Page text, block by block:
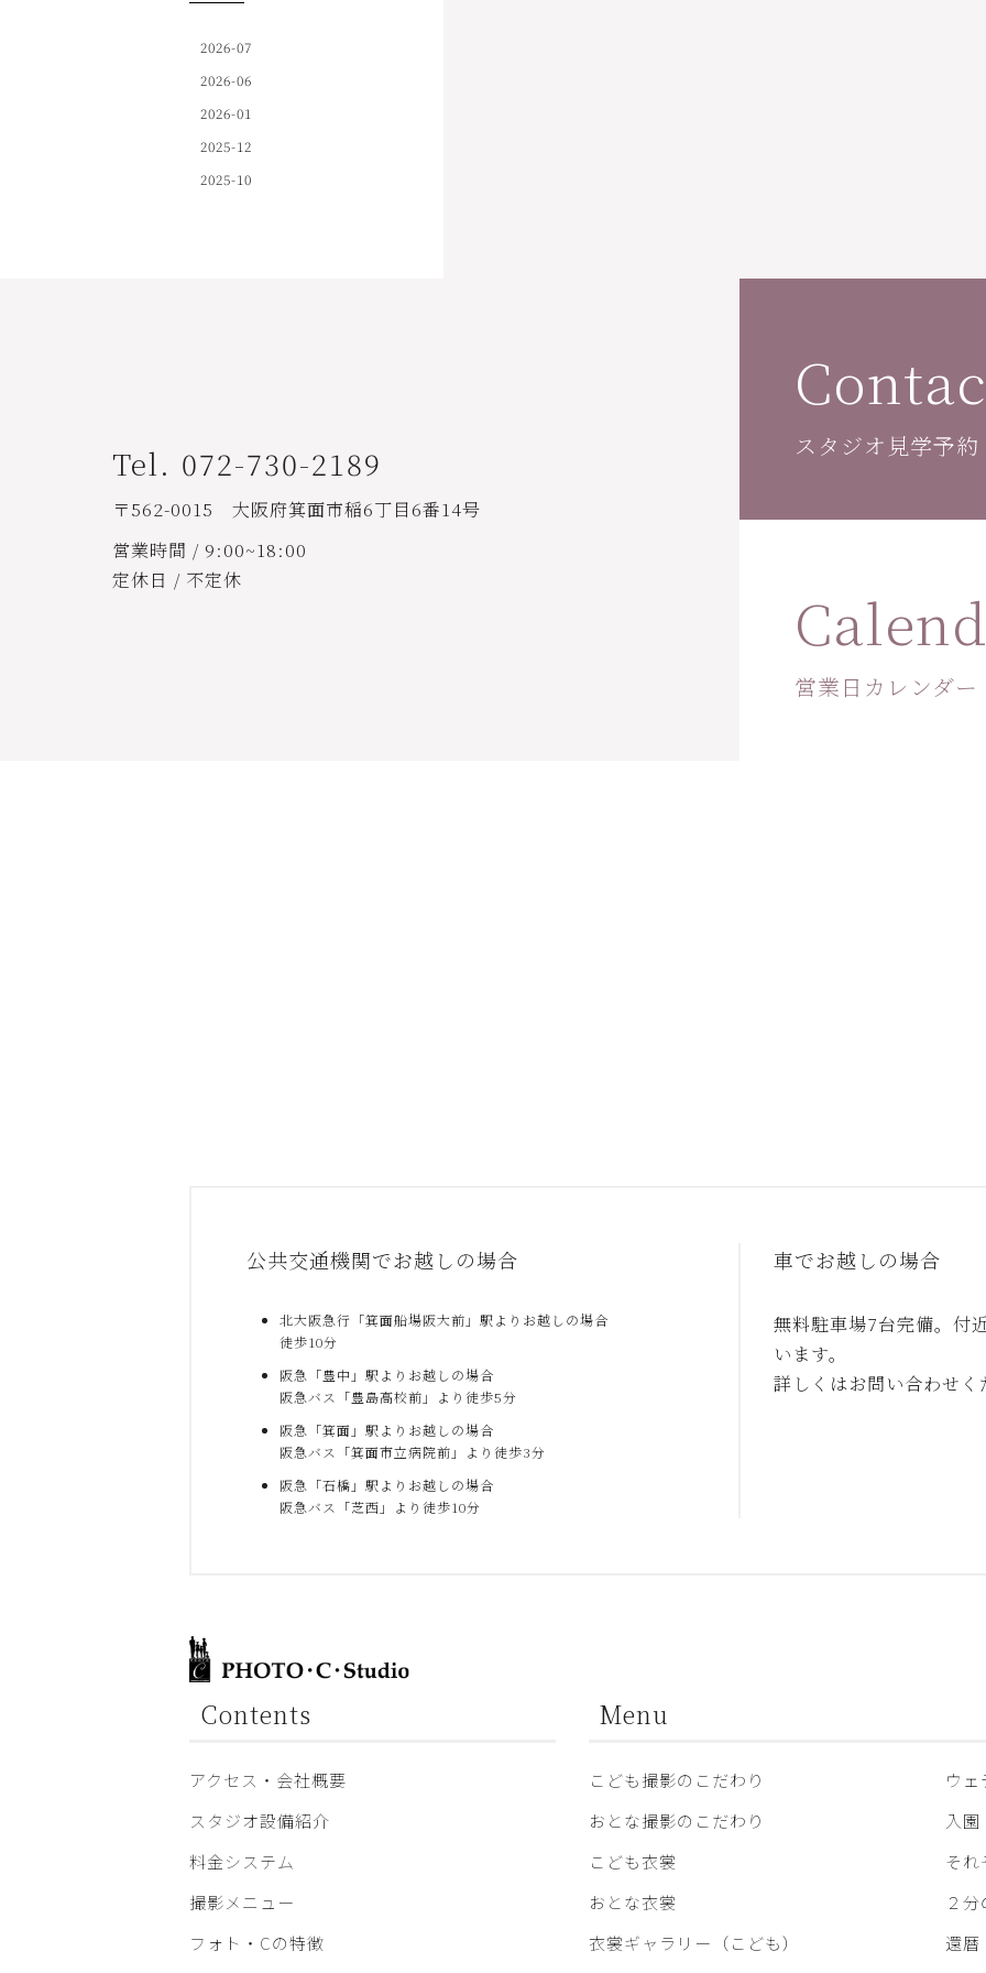
2026-07
2026-06
2026-01
2025-12
2025-10
Tel. 072-730-2189
〒562-0015 大阪府箕面市稲6丁目6番14号
営業時間 / 9:00~18:00
定休日 / 不定休
スタジオ見学予
営業日カレンダー
公共交通機関でお越しの場合
北大阪急行「箕面船場阪大前」駅よりお越しの場合
徒歩10分
阪急「豊中」駅よりお越しの場合
阪急バス「豊島高校前」より徒歩5分
阪急「箕面」駅よりお越しの場合
阪急バス「箕面市立病院前」より徒歩3分
阪急「石橋」駅よりお越しの場合
阪急バス「芝西」より徒歩10分
車でお越しの場合
無料駐車場7台完備。付
います。
詳しくはお問い合わせく
Contents
アクセス・会社概要
スタジオ設備紹介
料金システム
撮影メニュー
フォト・Cの特徴
Menu
こども撮影のこだわり
おとな撮影のこだわり
こども衣裳
おとな衣裳
衣裳ギャラリー（こども）
ウ
入
それ
２
還暦